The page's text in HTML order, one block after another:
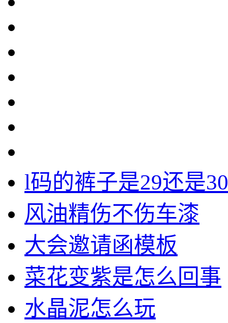
l码的裤子是29还是30
风油精伤不伤车漆
大会邀请函模板
菜花变紫是怎么回事
水晶泥怎么玩